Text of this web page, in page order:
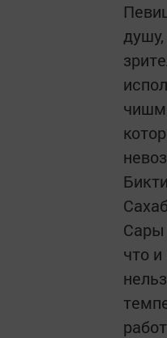
Сары
что